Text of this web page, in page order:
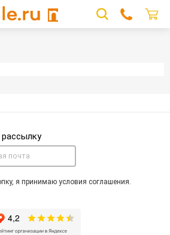
я принимаю условия соглашения.